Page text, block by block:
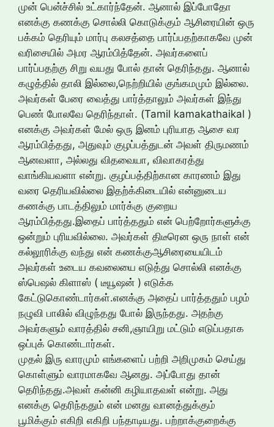
முன் பென்ச்சில் உட்கார்ந்தேன். ஆனால் இப்போதோ
எனக்கு கணக்கு சொல்லி கொடுக்கும் ஆசிரையின் ஒரு
பக்கம் தெரியும் மார்பு கலசத்தை பார்ப்பதற்காகவே முன்
வரிசையில் அமர ஆரம்பித்தேன். அவர்களைப்
பார்ப்பதற்கு சிறு வயது போல் தான் தெரிந்தது. ஆனால்
கழுத்தில் தாலி இல்லை,நெற்றியில் குங்கமமும் இல்லை.
அவர்கள் பேரை வைத்து பார்த்தாலும் அவர்கள் இந்து
பெண் போலவே தெரிந்தாள். (Tamil kamakathaikal )
எனக்கு அவர்கள் மேல் ஒரு இனம் புரியாத ஆசை வர
ஆரம்பித்தது, அதுவும் குழப்பத்துடன் அவள் திருமணம்
ஆனவளா, அல்லது விதவையா, விவாகரத்து
வாங்கியவளா என்று. குழப்பத்திற்கான காரணம் இது
வரை தெரியவில்லை இதற்க்கிடையில் என்னுடைய
கணக்கு பாடத்திலும் மார்க்கு குறைய
ஆரம்பித்தது.இதைப் பார்த்ததும் என் பெற்றோர்களுக்கு
ஒன்றும் புரியவில்லை. அவர்கள் திடீரென ஒரு நாள் என்
கல்லூரிக்கு வந்து என் கணக்குஆசிரையையிடம்
அவர்கள் உடைய கவலையை எடுத்து சொல்லி எனக்கு
ஸ்பெஷல் கிளாஸ் ( டீயூஷன் ) எடுக்க
கேட்டுகொண்டார்கள்.எனக்கு அதைப் பார்த்ததும் பழம்
நழுவி பாலில் விழுந்தது போல் இருந்தது. அதற்கு
அவர்களும் வாரத்தில் சனி,ஞாயிறு மட்டும் எடுப்பதாக
ஒப்புக் கொண்டார்கள்.
முதல் இரு வாரமும் எங்களைப் பற்றி அறிமுகம் செய்து
கொள்ளும் வாரமாகவே ஆனது. அப்போது தான்
தெரிந்தது.அவள் கன்னி கழியாதவள் என்று. அது
எனக்கு தெரிந்ததும் என் மனது வானத்துக்கும்
பூமிக்கும் எகிறி எகிறி பந்தாடியது. பற்றாக்குறைக்கு